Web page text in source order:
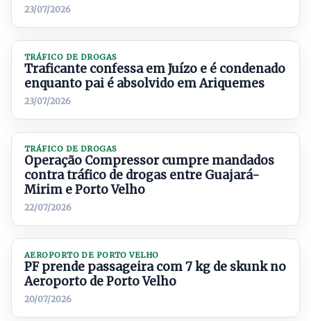
23/07/2026
TRÁFICO DE DROGAS
Traficante confessa em Juízo e é condenado
enquanto pai é absolvido em Ariquemes
23/07/2026
TRÁFICO DE DROGAS
Operação Compressor cumpre mandados
contra tráfico de drogas entre Guajará-
Mirim e Porto Velho
22/07/2026
AEROPORTO DE PORTO VELHO
PF prende passageira com 7 kg de skunk no
Aeroporto de Porto Velho
20/07/2026